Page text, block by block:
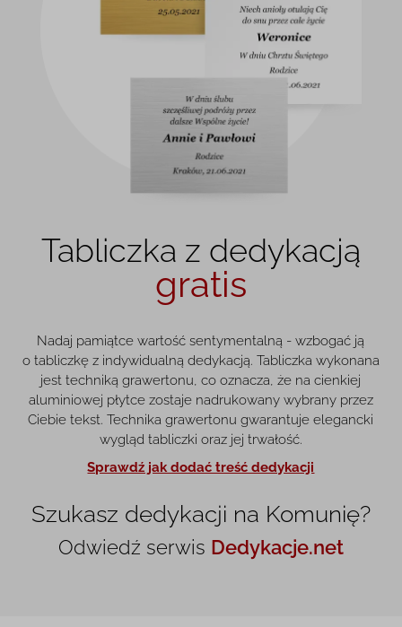
Tabliczka z dedykacją
gratis
Nadaj pamiątce wartość sentymentalną - wzbogać ją
o tabliczkę z indywidualną dedykacją. Tabliczka wykonana
jest techniką grawertonu, co oznacza, że na cienkiej
aluminiowej płytce zostaje nadrukowany wybrany przez
Ciebie tekst. Technika grawertonu gwarantuje elegancki
wygląd tabliczki oraz jej trwałość.
Sprawdź jak dodać treść dedykacji
Szukasz dedykacji na Komunię?
Odwiedź serwis Dedykacje.net